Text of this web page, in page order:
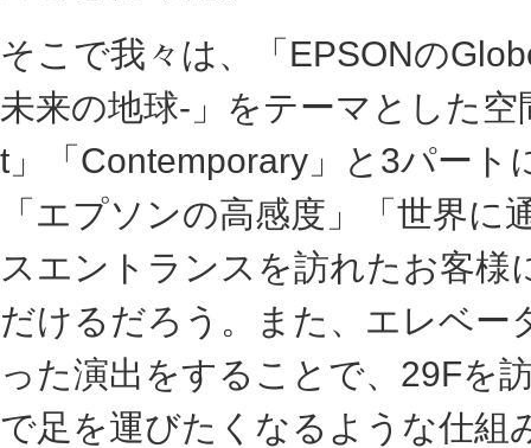
そこで我々は、「EPSONの
未来の地球-」をテーマとした
t」「Contemporary」と3パー
「エプソンの高感度」「世界
スエントランスを訪れたお客
だけるだろう。また、エレベー
った演出をすることで、29Fを
で足を運びたくなるような仕組